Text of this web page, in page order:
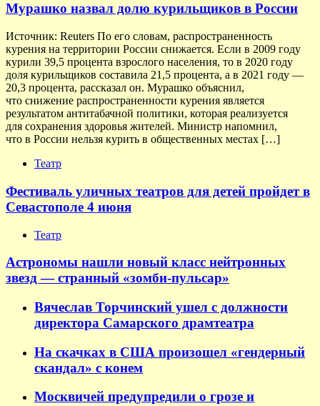
Мурашко назвал долю курильщиков в России
Источник: Reuters По его словам, распространенность
курения на территории России снижается. Если в 2009 году
курили 39,5 процента взрослого населения, то в 2020 году
доля курильщиков составила 21,5 процента, а в 2021 году —
20,3 процента, рассказал он. Мурашко объяснил,
что снижение распространенности курения является
результатом антитабачной политики, которая реализуется
для сохранения здоровья жителей. Министр напомнил,
что в России нельзя курить в общественных местах […]
Театр
Фестиваль уличных театров для детей пройдет в
Севастополе 4 июня
Театр
Астрономы нашли новый класс нейтронных
звезд — странный «зомби-пульсар»
Вячеслав Торчинский ушел с должности
директора Самарского драмтеатра
На скачках в США произошел «гендерный
скандал» с конем
Москвичей предупредили о грозе и